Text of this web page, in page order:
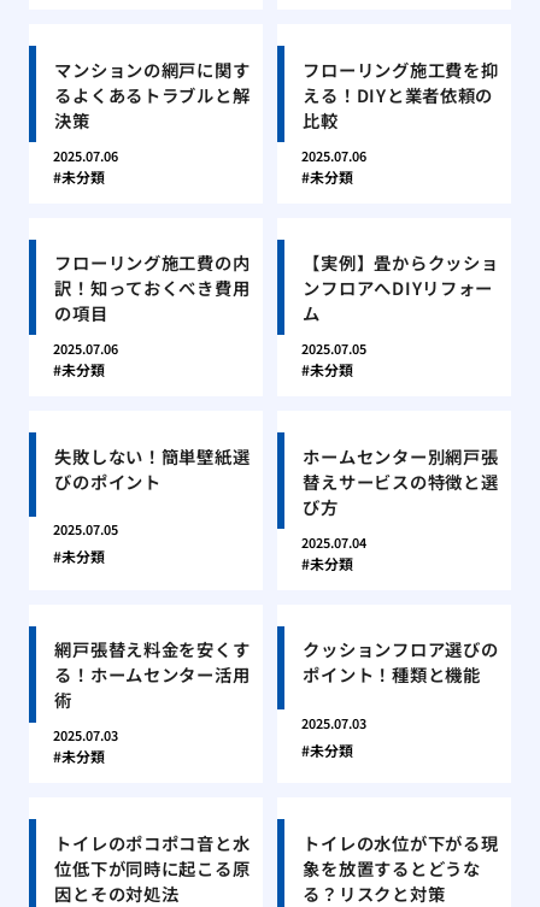
マンションの網戸に関す
るよくあるトラブルと解
決策
2025.07.06
未分類
フローリング施工費を抑
える！DIYと業者依頼の
比較
2025.07.06
未分類
フローリング施工費の内
訳！知っておくべき費用
の項目
2025.07.06
未分類
【実例】畳からクッショ
ンフロアへDIYリフォー
ム
2025.07.05
未分類
失敗しない！簡単壁紙選
びのポイント
2025.07.05
未分類
ホームセンター別網戸張
替えサービスの特徴と選
び方
2025.07.04
未分類
網戸張替え料金を安くす
る！ホームセンター活用
術
2025.07.03
未分類
クッションフロア選びの
ポイント！種類と機能
2025.07.03
未分類
トイレのポコポコ音と水
位低下が同時に起こる原
因とその対処法
トイレの水位が下がる現
象を放置するとどうな
る？リスクと対策